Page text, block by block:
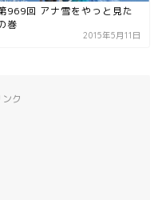
969回 アナ雪をやっと見た
巻
2015年5月11日
ク